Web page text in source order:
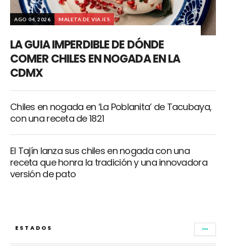
AGO 04, 2026 MALETA DE VIAJES
LA GUIA IMPERDIBLE DE DÓNDE
COMER CHILES EN NOGADA EN LA
CDMX
Chiles en nogada en ‘La Poblanita’ de Tacubaya,
con una receta de 1821
El Tajín lanza sus chiles en nogada con una
receta que honra la tradición y una innovadora
versión de pato
ESTADOS